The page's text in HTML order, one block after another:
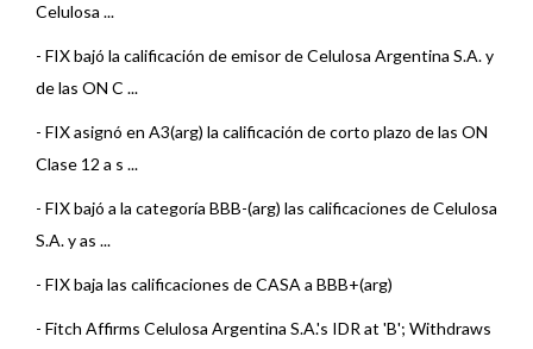
Celulosa ...
- FIX bajó la calificación de emisor de Celulosa Argentina S.A. y
de las ON C ...
- FIX asignó en A3(arg) la calificación de corto plazo de las ON
Clase 12 a s ...
- FIX bajó a la categoría BBB-(arg) las calificaciones de Celulosa
S.A. y as ...
- FIX baja las calificaciones de CASA a BBB+(arg)
- Fitch Affirms Celulosa Argentina S.A.'s IDR at 'B'; Withdraws